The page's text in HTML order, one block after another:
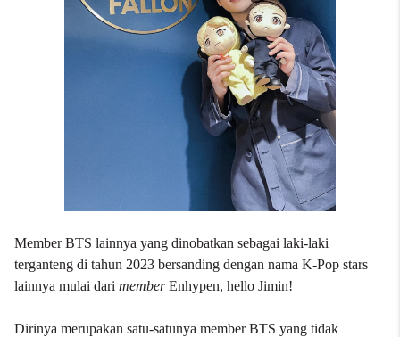
Member BTS lainnya yang dinobatkan sebagai laki-laki
terganteng di tahun 2023 bersanding dengan nama K-Pop stars
lainnya mulai dari memberEnhypen, hello Jimin!
Dirinya merupakan satu-satunya member BTS yang tidak